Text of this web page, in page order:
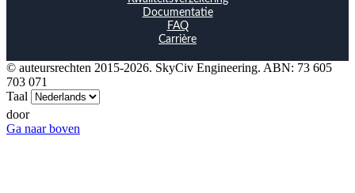
Documentatie
FAQ
Carrière
© auteursrechten 2015-2026. SkyCiv Engineering. ABN: 73 605
703 071
Taal
door
Ga naar boven